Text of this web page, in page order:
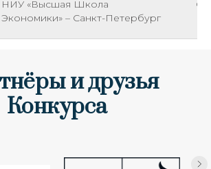
НИУ «Высшая Школа
Экономики» – Санкт-Петербург
и друзья
Конкурса